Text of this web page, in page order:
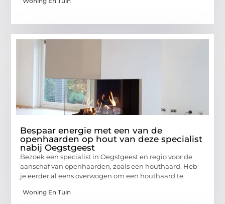
Bespaar energie met een van de
openhaarden op hout van deze specialist
nabij Oegstgeest
Bezoek een specialist in Oegstgeest en regio voor de
aanschaf van openhaarden, zoals een houthaard. Heb
je eerder al eens overwogen om een houthaard te
Woning En Tuin